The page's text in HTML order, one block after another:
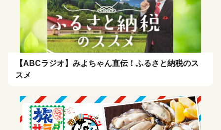
【ABCラジオ】みよちゃん直伝！ふるさと納税のス
スメ